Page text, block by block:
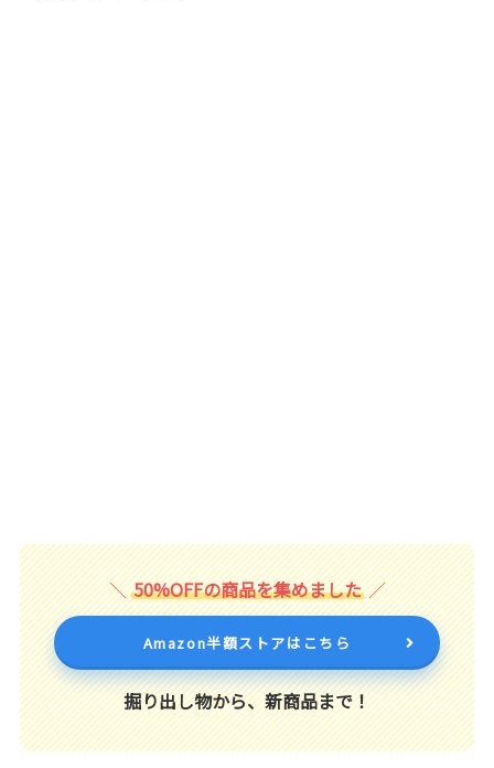
50%OFFの商品を集めました
Amazon半額ストアはこちら
掘り出し物から、新商品まで！